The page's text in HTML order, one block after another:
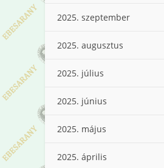
2025. szeptember
2025. augusztus
2025. július
2025. június
2025. május
2025. április